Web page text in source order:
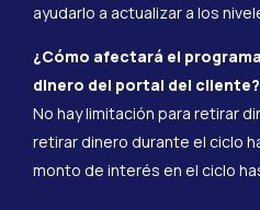
ayudarlo a actualizar a los
¿Cómo afectará el
dinero del portal del cliente?
No hay limitación para retirar
retirar dinero durante el ciclo
monto de interés en el ciclo